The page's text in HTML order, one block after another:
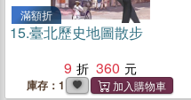
滿額折
15.臺北歷史地圖散步
9
360
庫存：1